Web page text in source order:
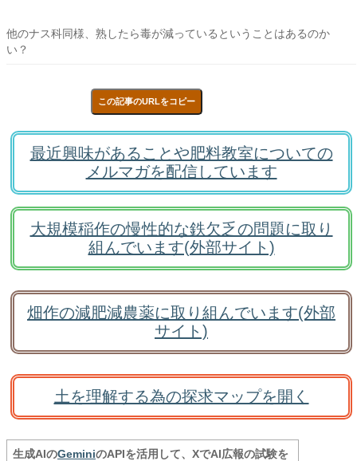
他のナス科同様、熟したら毒が減っているということはあるのか
い？
この記事のURLをコピー
最近興味があることや肥料教室についての
メルマガを配信しています
大規模稲作の慢性的な鉄欠乏の問題に取り
組んでいます(外部サイト)
畑作の減肥減農薬に取り組んでいます(外部
サイト)
土を理解する為の探求マップを開く
生成AIのGeminiのAPIを活用して、XでAI広報の試験を